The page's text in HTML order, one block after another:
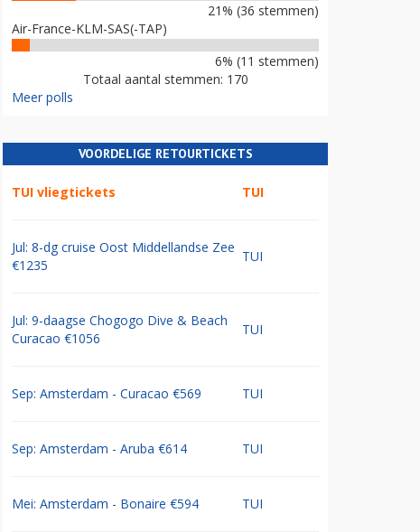
21% (36 stemmen)
Air-France-KLM-SAS(-TAP)
6% (11 stemmen)
Totaal aantal stemmen: 170
Meer polls
VOORDELIGE RETOURTICKETS
TUI vliegtickets TUI
Jul: 8-dg cruise Oost Middellandse Zee
€1235
TUI
Jul: 9-daagse Chogogo Dive & Beach
Curacao €1056
TUI
Sep: Amsterdam - Curacao €569 TUI
Sep: Amsterdam - Aruba €614 TUI
Mei: Amsterdam - Bonaire €594 TUI